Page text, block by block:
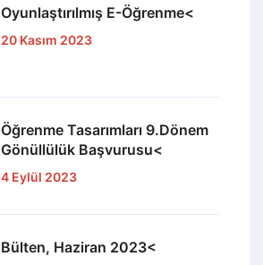
Oyunlaştırılmış E-Öğrenme<
20 Kasım 2023
Öğrenme Tasarımları 9.Dönem
Gönüllülük Başvurusu<
4 Eylül 2023
Bülten, Haziran 2023<